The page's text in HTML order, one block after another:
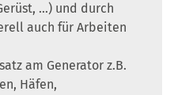
…) und durch
auch für Arbeiten
am Generator z.B.
Häfen,